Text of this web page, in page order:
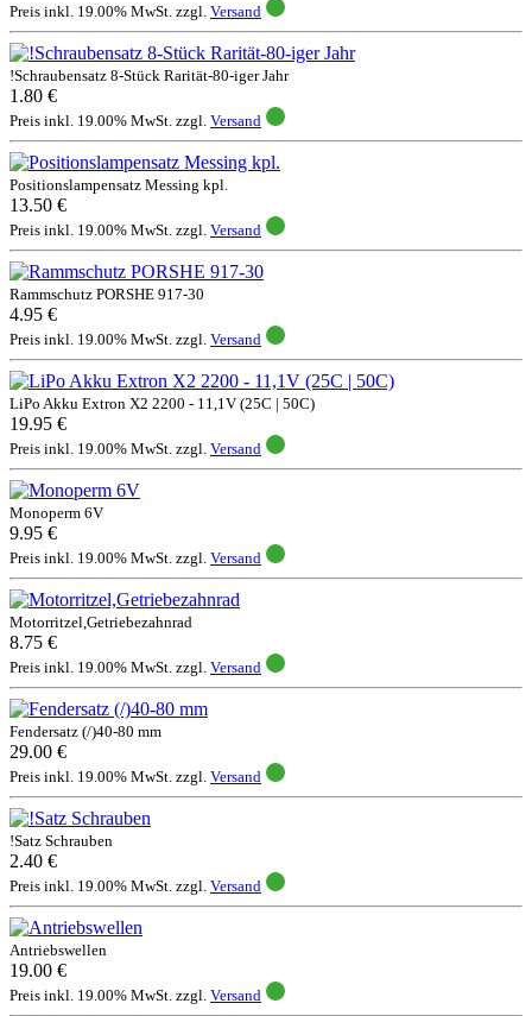
Preis inkl. 19.00% MwSt. zzgl. Versand
!Schraubensatz 8-Stück Rarität-80-iger Jahr
1.80 €
Preis inkl. 19.00% MwSt. zzgl. Versand
Positionslampensatz Messing kpl.
13.50 €
Preis inkl. 19.00% MwSt. zzgl. Versand
Rammschutz PORSHE 917-30
4.95 €
Preis inkl. 19.00% MwSt. zzgl. Versand
LiPo Akku Extron X2 2200 - 11,1V (25C | 50C)
19.95 €
Preis inkl. 19.00% MwSt. zzgl. Versand
Monoperm 6V
9.95 €
Preis inkl. 19.00% MwSt. zzgl. Versand
Motorritzel,Getriebezahnrad
8.75 €
Preis inkl. 19.00% MwSt. zzgl. Versand
Fendersatz (/)40-80 mm
29.00 €
Preis inkl. 19.00% MwSt. zzgl. Versand
!Satz Schrauben
2.40 €
Preis inkl. 19.00% MwSt. zzgl. Versand
Antriebswellen
19.00 €
Preis inkl. 19.00% MwSt. zzgl. Versand